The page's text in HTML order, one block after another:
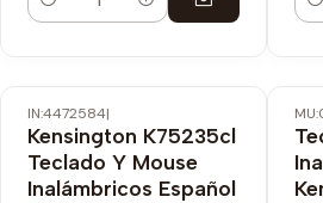
Cantidad
-21% OFF
IN:4472584|
Kensington K75235cl
Teclado Y Mouse
Inalámbricos Español
-